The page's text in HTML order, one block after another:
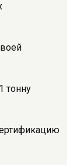
тонну